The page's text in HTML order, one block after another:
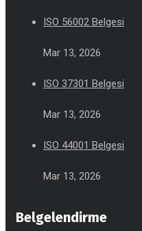
ISO 56002 Belgesi
Mar 13, 2026
ISO 37301 Belgesi
Mar 13, 2026
ISO 44001 Belgesi
Mar 13, 2026
Belgelendirme